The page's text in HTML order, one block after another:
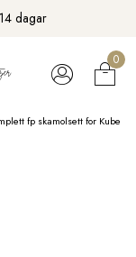
dagar
0
fp skamolsett for Kube